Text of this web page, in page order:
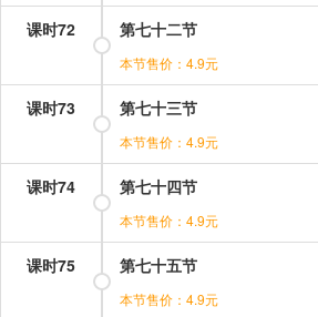
课时72 第七十二节
本节售价：4.9元
课时73 第七十三节
本节售价：4.9元
课时74 第七十四节
本节售价：4.9元
课时75 第七十五节
本节售价：4.9元